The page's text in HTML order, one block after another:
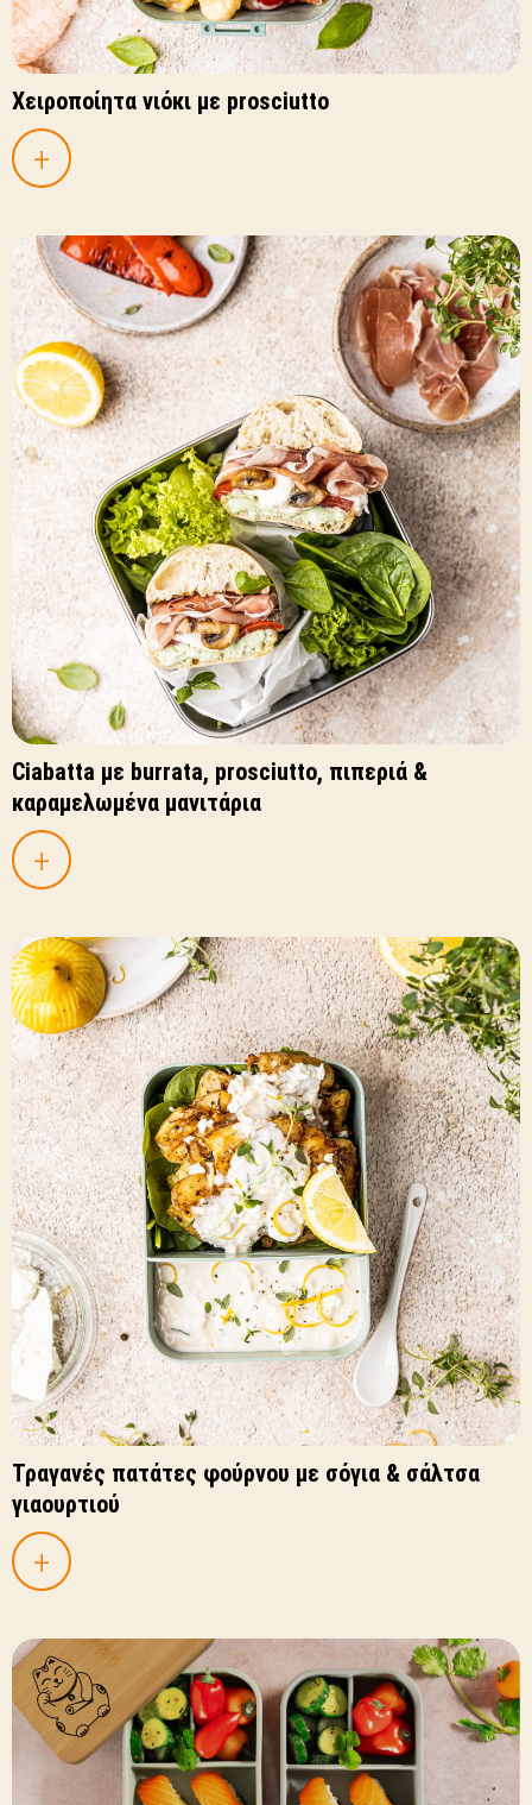
Χειροποίητα νιόκι με prosciutto
+
Ciabatta με burrata, prosciutto, πιπεριά &
καραμελωμένα μανιτάρια
+
Τραγανές πατάτες φούρνου με σόγια & σάλτσα
γιαουρτιού
+